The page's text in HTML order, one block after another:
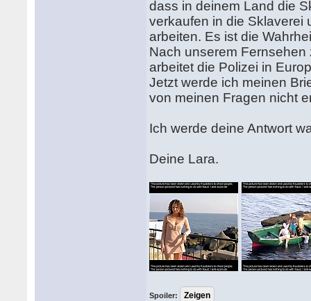
dass in deinem Land die
verkaufen in die Sklaverei
arbeiten. Es ist die
Nach unserem
arbeitet die Polizei in
Jetzt werde ich meinen
von meinen Fragen nicht
Ich werde deine Antwort
Deine Lara.
Spoiler: